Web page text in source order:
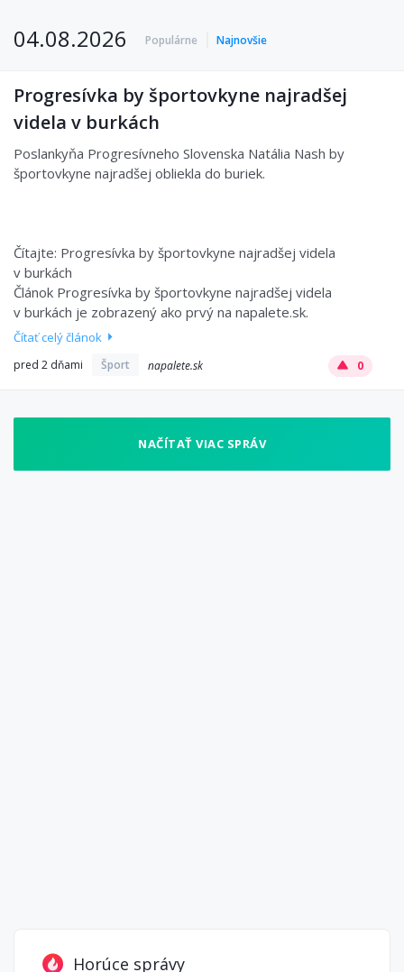
04.08.2026 Populárne Najnovšie
Progresívka by športovkyne najradšej
videla v burkách
Poslankyňa Progresívneho Slovenska Natália Nash by
športovkyne najradšej obliekla do buriek.
Čítajte: Progresívka by športovkyne najradšej videla
v burkách
Článok Progresívka by športovkyne najradšej videla
v burkách je zobrazený ako prvý na napalete.sk.
Čítať celý článok
pred 2 dňami Šport napalete.sk 0
NAČÍTAŤ VIAC SPRÁV
Horúce správy